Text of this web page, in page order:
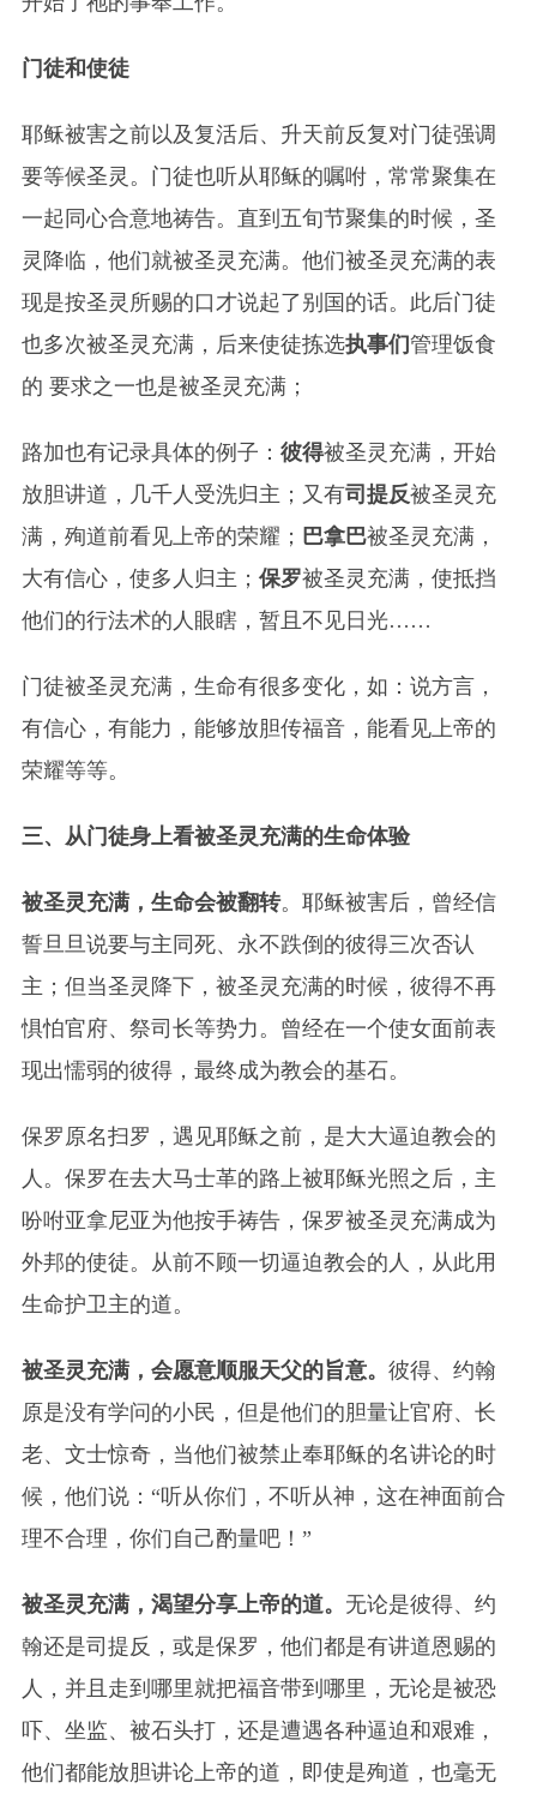
门徒和使徒
耶稣被害之前以及复活后、升天前反复对门徒强调
要等候圣灵。门徒也听从耶稣的嘱咐，常常聚集在
一起同心合意地祷告。直到五旬节聚集的时候，圣
灵降临，他们就被圣灵充满。他们被圣灵充满的表
现是按圣灵所赐的口才说起了别国的话。此后门徒
也多次被圣灵充满，后来使徒拣选执事们管理饭食
的 要求之一也是被圣灵充满；
路加也有记录具体的例子： 彼得被圣灵充满，开始
放胆讲道，几千人受洗归主；又有司提反被圣灵充
满，殉道前看见上帝的荣耀； 巴拿巴被圣灵充满，
大有信心，使多人归主； 保罗被圣灵充满，使抵挡
他们的行法术的人眼瞎，暂且不见日光……
门徒被圣灵充满，生命有很多变化，如：说方言，
有信心，有能力，能够放胆传福音，能看见上帝的
荣耀等等。
三、从门徒身上看被圣灵充满的生命体验
被圣灵充满，生命会被翻转。耶稣被害后，曾经信
誓旦旦说要与主同死、永不跌倒的彼得三次否认
主；但当圣灵降下，被圣灵充满的时候，彼得不再
惧怕官府、祭司长等势力。曾经在一个使女面前表
现出懦弱的彼得，最终成为教会的基石。
保罗原名扫罗，遇见耶稣之前，是大大逼迫教会的
人。保罗在去大马士革的路上被耶稣光照之后，主
吩咐亚拿尼亚为他按手祷告，保罗被圣灵充满成为
外邦的使徒。从前不顾一切逼迫教会的人，从此用
生命护卫主的道。
被圣灵充满，会愿意顺服天父的旨意。 彼得、约翰
原是没有学问的小民，但是他们的胆量让官府、长
老、文士惊奇，当他们被禁止奉耶稣的名讲论的时
候，他们说：“听从你们，不听从神，这在神面前合
理不合理，你们自己酌量吧！”
被圣灵充满，渴望分享上帝的道。 无论是彼得、约
翰还是司提反，或是保罗，他们都是有讲道恩赐的
人，并且走到哪里就把福音带到哪里，无论是被恐
吓、坐监、被石头打，还是遭遇各种逼迫和艰难，
他们都能放胆讲论上帝的道，即使是殉道，也毫无